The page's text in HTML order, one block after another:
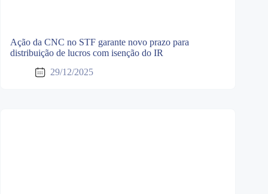
Ação da CNC no STF garante novo prazo para
distribuição de lucros com isenção do IR
29/12/2025